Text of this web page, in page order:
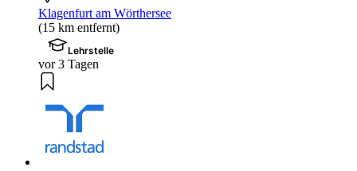
Klagenfurt am Wörthersee
(15 km entfernt)
Lehrstelle
vor 3 Tagen